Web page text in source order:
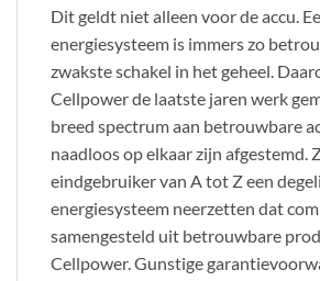
Dit geldt niet alleen voor de accu.
energiesysteem is immers zo
zwakste schakel in het geheel.
Cellpower de laatste jaren werk
breed spectrum aan betrouwbare
naadloos op elkaar zijn afgestemd.
eindgebruiker van A tot Z een
energiesysteem neerzetten dat
samengesteld uit betrouwbare
Cellpower. Gunstige